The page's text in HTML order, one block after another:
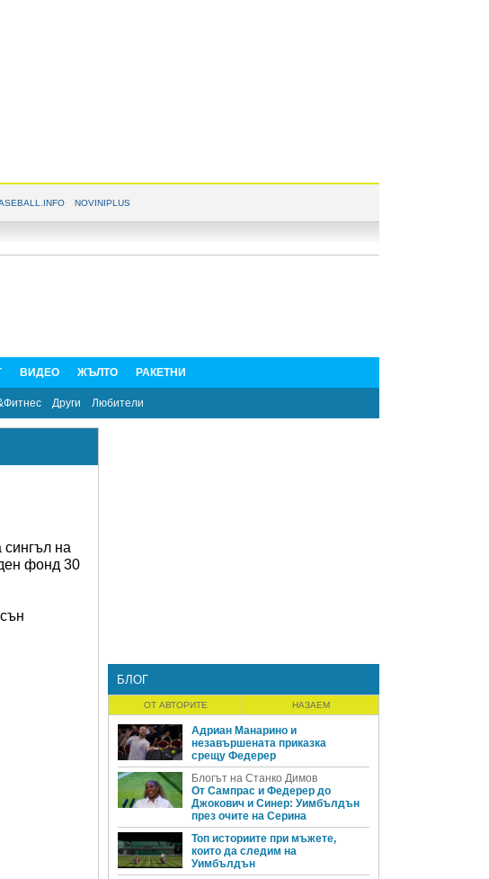
NOVINIPLUS
ВИДЕО ЖЪЛТО РАКЕТНИ
Други Любители
сингъл на
фонд 30
БЛОГ
ОТ АВТОРИТЕ НАЗАЕМ
Адриан Манарино и
незавършената приказка
срещу Федерер
Блогът на Станко Димов
От Сампрас и Федерер до
Джокович и Синер: Уимбълдън
през очите на Серина
Топ историите при мъжете,
които да следим на
Уимбълдън